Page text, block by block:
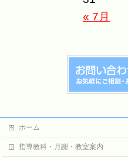
« 7月
ホーム
指導教科・月謝・教室案内